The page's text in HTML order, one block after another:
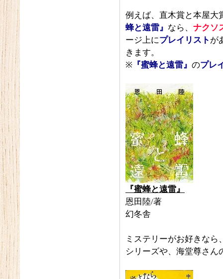
例えば、直木賞と本屋大
蜂と遠雷』 なら、 ナクソ
ージ上にプレイリスト が
きます。
※ 『蜜蜂と遠雷』 のプレ
『蜜蜂と遠雷』
恩田陸/著
幻冬舎
ミステリーがお好きなら
シリーズや、海堂尊さん